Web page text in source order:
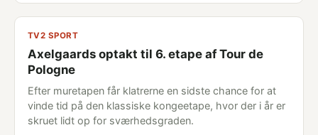
TV2 SPORT
Axelgaards optakt til 6. etape af Tour de
Pologne
Efter muretapen får klatrerne en sidste chance for at
vinde tid på den klassiske kongeetape, hvor der i år er
skruet lidt op for sværhedsgraden.